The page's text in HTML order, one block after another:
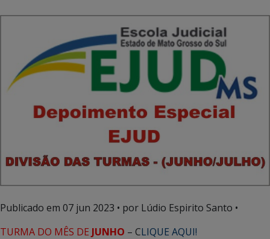
Publicado em 07 jun 2023 • por Lúdio Espirito Santo •
TURMA DO MÊS DE JUNHO – CLIQUE AQUI!